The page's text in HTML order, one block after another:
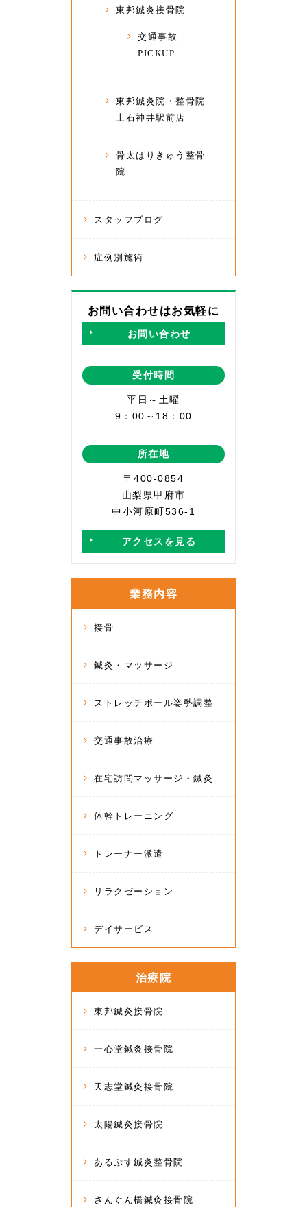
東邦鍼灸接骨院
交通事故
PICKUP
東邦鍼灸院・整骨院
上石神井駅前店
骨太はりきゅう整骨
院
スタッフブログ
症例別施術
お問い合わせはお気軽に
お問い合わせ
受付時間
平日～土曜
9：00～18：00
所在地
〒400-0854
山梨県甲府市
中小河原町536-1
アクセスを見る
業務内容
接骨
鍼灸・マッサージ
ストレッチポール姿勢調整
交通事故治療
在宅訪問マッサージ・鍼灸
体幹トレーニング
トレーナー派遣
リラクゼーション
デイサービス
治療院
東邦鍼灸接骨院
一心堂鍼灸接骨院
天志堂鍼灸接骨院
太陽鍼灸接骨院
あるぷす鍼灸整骨院
さんぐん橋鍼灸接骨院